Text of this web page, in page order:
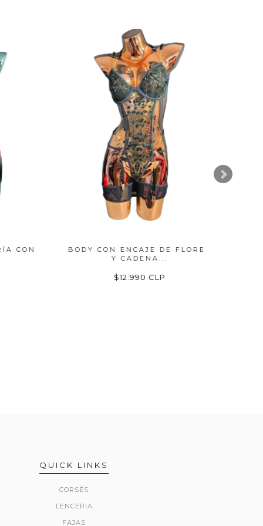
BODY CON ENCAJE DE FLORES
Y CADENA...
$12.990 CLP
QUICK LINKS
CORSÉS
LENCERIA
FAJAS